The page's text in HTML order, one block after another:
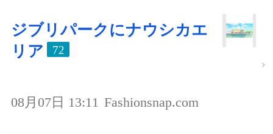
ジブリパークにナウシカエ
リア
72
08月07日 13:11 Fashionsnap.com